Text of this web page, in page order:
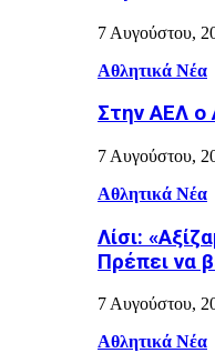
7 Αυγούστου,
Αθλητικά Νέα
Στην ΑΕΛ ο
7 Αυγούστου,
Αθλητικά Νέα
Λίσι:
Πρέπει να
7 Αυγούστου,
Αθλητικά Νέα